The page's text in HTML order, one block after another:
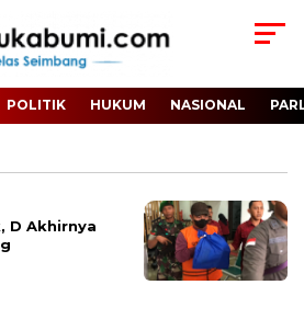
POLITIK HUKUM NASIONAL
D Akhirnya